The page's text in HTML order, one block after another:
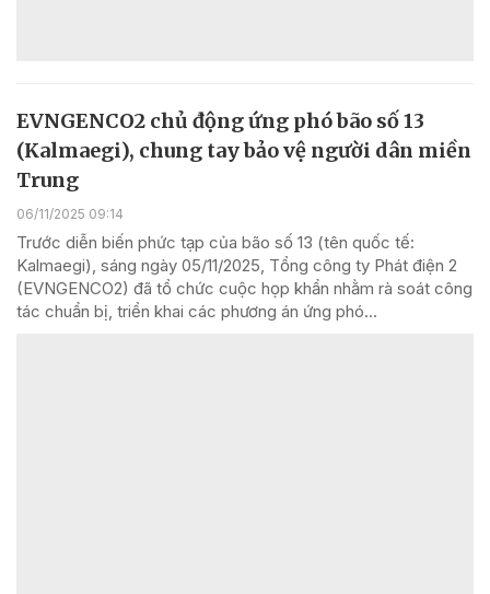
EVNGENCO2 chủ động ứng phó bão số 13
(Kalmaegi), chung tay bảo vệ người dân miền
Trung
06/11/2025 09:14
Trước diễn biến phức tạp của bão số 13 (tên quốc tế:
Kalmaegi), sáng ngày 05/11/2025, Tổng công ty Phát điện 2
(EVNGENCO2) đã tổ chức cuộc họp khẩn nhằm rà soát công
tác chuẩn bị, triển khai các phương án ứng phó...